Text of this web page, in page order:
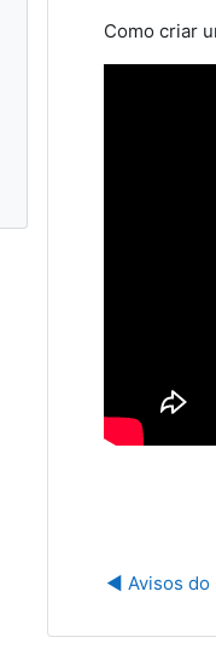
Como criar
◀︎ Avisos do